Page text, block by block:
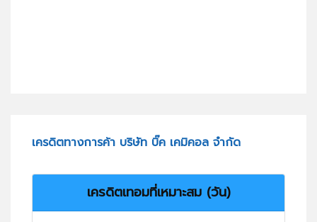
เครดิตทางการค้า บริษัท บิ๊ค เคมิคอล จำกัด
เครดิตเทอมที่เหมาะสม (วัน)